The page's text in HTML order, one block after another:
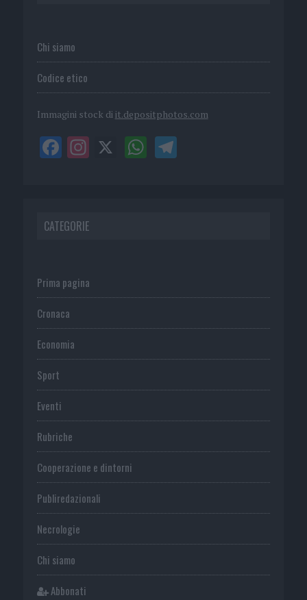
Chi siamo
Codice etico
Immagini stock di it.depositphotos.com
CATEGORIE
Prima pagina
Cronaca
Economia
Sport
Eventi
Rubriche
Cooperazione e dintorni
Publiredazionali
Necrologie
Chi siamo
Abbonati